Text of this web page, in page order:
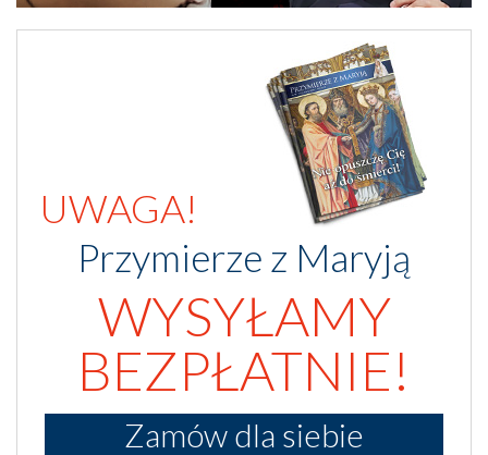
UWAGA!
Przymierze z Maryją
WYSYŁAMY
BEZPŁATNIE!
Zamów dla siebie